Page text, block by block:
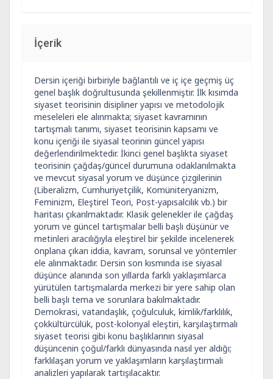
İçerik
Dersin içeriği birbiriyle bağlantılı ve iç içe geçmiş üç
genel başlık doğrultusunda şekillenmiştir. İlk kısımda
siyaset teorisinin disipliner yapısı ve metodolojik
meseleleri ele alınmakta; siyaset kavramının
tartışmalı tanımı, siyaset teorisinin kapsamı ve
konu içeriği ile siyasal teorinin güncel yapısı
değerlendirilmektedir. İkinci genel başlıkta siyaset
teorisinin çağdaş/güncel durumuna odaklanılmakta
ve mevcut siyasal yorum ve düşünce çizgilerinin
(Liberalizm, Cumhuriyetçilik, Komüniteryanizm,
Feminizm, Eleştirel Teori, Post-yapısalcılık vb.) bir
haritası çıkarılmaktadır. Klasik gelenekler ile çağdaş
yorum ve güncel tartışmalar belli başlı düşünür ve
metinleri aracılığıyla eleştirel bir şekilde incelenerek
önplana çıkan iddia, kavram, sorunsal ve yöntemler
ele alınmaktadır. Dersin son kısmında ise siyasal
düşünce alanında son yıllarda farklı yaklaşımlarca
yürütülen tartışmalarda merkezi bir yere sahip olan
belli başlı tema ve sorunlara bakılmaktadır.
Demokrasi, vatandaşlık, çoğulculuk, kimlik/farklılık,
çokkültürcülük, post-kolonyal eleştiri, karşılaştırmalı
siyaset teorisi gibi konu başlıklarının siyasal
düşüncenin çoğul/farklı dünyasında nasıl yer aldığı;
farklılaşan yorum ve yaklaşımların karşılaştırmalı
analizleri yapılarak tartışılacaktır.